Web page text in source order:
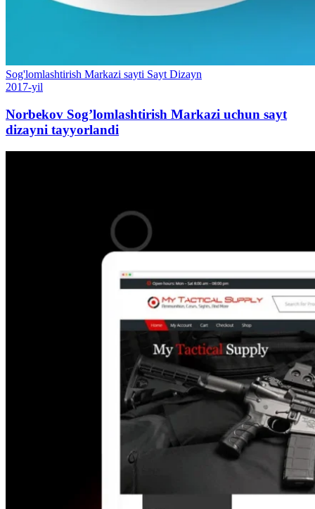
Sog'lomlashtirish Markazi sayti Sayt Dizayn
2017-yil
Norbekov Sog’lomlashtirish Markazi uchun sayt
dizayni tayyorlandi